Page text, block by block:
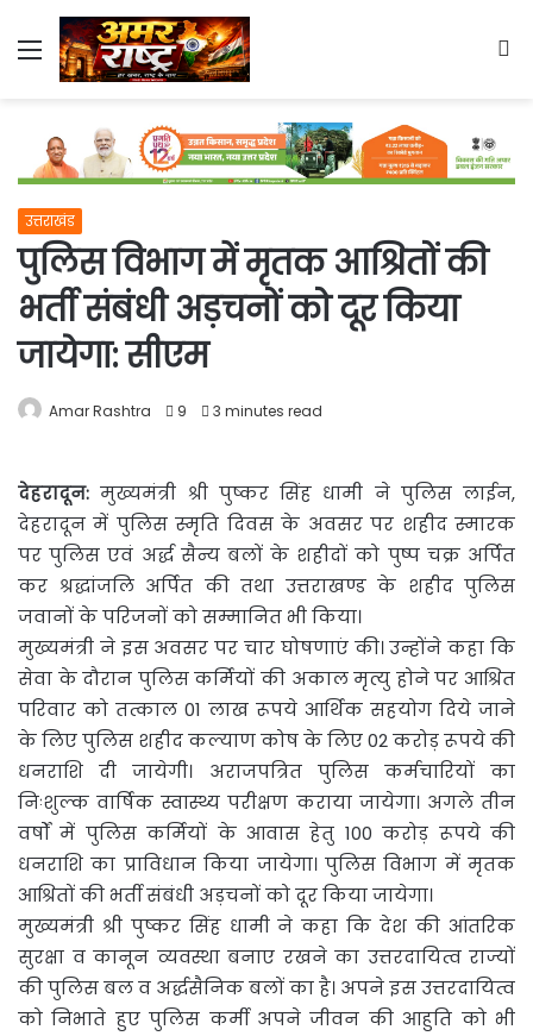
Menu
उत्तराखंड
पुलिस विभाग में मृतक आश्रितों की
भर्ती संबंधी अड़चनों को दूर किया
जायेगा: सीएम
Amar Rashtra 9 3 minutes read
देहरादून:मुख्यमंत्री श्री पुष्कर सिंह धामी ने पुलिस लाईन,
देहरादून में पुलिस स्मृति दिवस के अवसर पर शहीद स्मारक
पर पुलिस एवं अर्द्ध सैन्य बलों के शहीदों को पुष्प चक्र अर्पित
कर श्रद्धांजलि अर्पित की तथा उत्तराखण्ड के शहीद पुलिस
जवानों के परिजनों को सम्मानित भी किया।
मुख्यमंत्री ने इस अवसर पर चार घोषणाएं की। उन्होंने कहा कि
सेवा के दौरान पुलिस कर्मियों की अकाल मृत्यु होने पर आश्रित
परिवार को तत्काल 01 लाख रूपये आर्थिक सहयोग दिये जाने
के लिए पुलिस शहीद कल्याण कोष के लिए 02 करोड़ रूपये की
धनराशि दी जायेगी। अराजपत्रित पुलिस कर्मचारियों का
निःशुल्क वार्षिक स्वास्थ्य परीक्षण कराया जायेगा। अगले तीन
वर्षों में पुलिस कर्मियों के आवास हेतु 100 करोड़ रूपये की
धनराशि का प्राविधान किया जायेगा। पुलिस विभाग में मृतक
आश्रितों की भर्ती संबंधी अड़चनों को दूर किया जायेगा।
मुख्यमंत्री श्री पुष्कर सिंह धामी ने कहा कि देश की आंतरिक
सुरक्षा व कानून व्यवस्था बनाए रखने का उत्तरदायित्व राज्यों
की पुलिस बल व अर्द्धसैनिक बलों का है। अपने इस उत्तरदायित्व
को निभाते हुए पुलिस कर्मी अपने जीवन की आहुति को भी